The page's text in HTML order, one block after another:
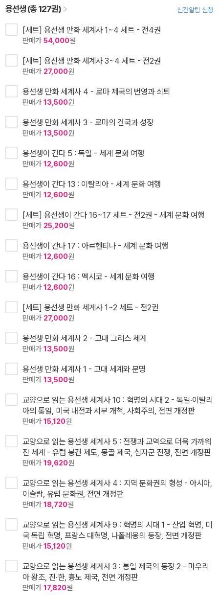
용선생 (총 127권) 신간알림 신청
[세트] 용선생 만화 세계사 1~4 세트 - 전4권
판매가 54,000원
[세트] 용선생 만화 세계사 3~4 세트 - 전2권
판매가 27,000원
용선생 만화 세계사 4 - 로마 제국의 번영과 쇠퇴
판매가 13,500원
용선생 만화 세계사 3 - 로마의 건국과 성장
판매가 13,500원
용선생이 간다 5 : 독일 - 세계 문화 여행
판매가 12,600원
용선생이 간다 13 : 이탈리아 - 세계 문화 여행
판매가 12,600원
[세트] 용선생이 간다 16~17 세트 - 전2권 - 세계 문화 여행
판매가 25,200원
용선생이 간다 17 : 아르헨티나 - 세계 문화 여행
판매가 12,600원
용선생이 간다 16 : 멕시코 - 세계 문화 여행
판매가 12,600원
[세트] 용선생 만화 세계사 1~2 세트 - 전2권
판매가 27,000원
용선생 만화 세계사 2 - 고대 그리스 세계
판매가 13,500원
용선생 만화 세계사 1 - 고대 세계와 문명
판매가 13,500원
교양으로 읽는 용선생 세계사 10 : 혁명의 시대 2 - 독일·이탈리
아의 통일, 미국 내전과 서부 개척, 사회주의, 전면 개정판
판매가 15,120원
교양으로 읽는 용선생 세계사 5 : 전쟁과 교역으로 더욱 가까워
진 세계 - 유럽 봉건 제도, 몽골 제국, 십자군 전쟁, 전면 개정판
판매가 19,620원
교양으로 읽는 용선생 세계사 4 : 지역 문화권의 형성 - 아시아,
이슬람, 유럽 문화권, 전면 개정판
판매가 18,720원
교양으로 읽는 용선생 세계사 9 : 혁명의 시대 1 - 산업 혁명, 미
국 독립 혁명, 프랑스 대혁명, 나폴레옹의 등장, 전면 개정판
판매가 15,120원
교양으로 읽는 용선생 세계사 3 : 통일 제국의 등장 2 - 마우리
아 왕조, 진·한, 흉노 제국, 전면 개정판
판매가 17,820원